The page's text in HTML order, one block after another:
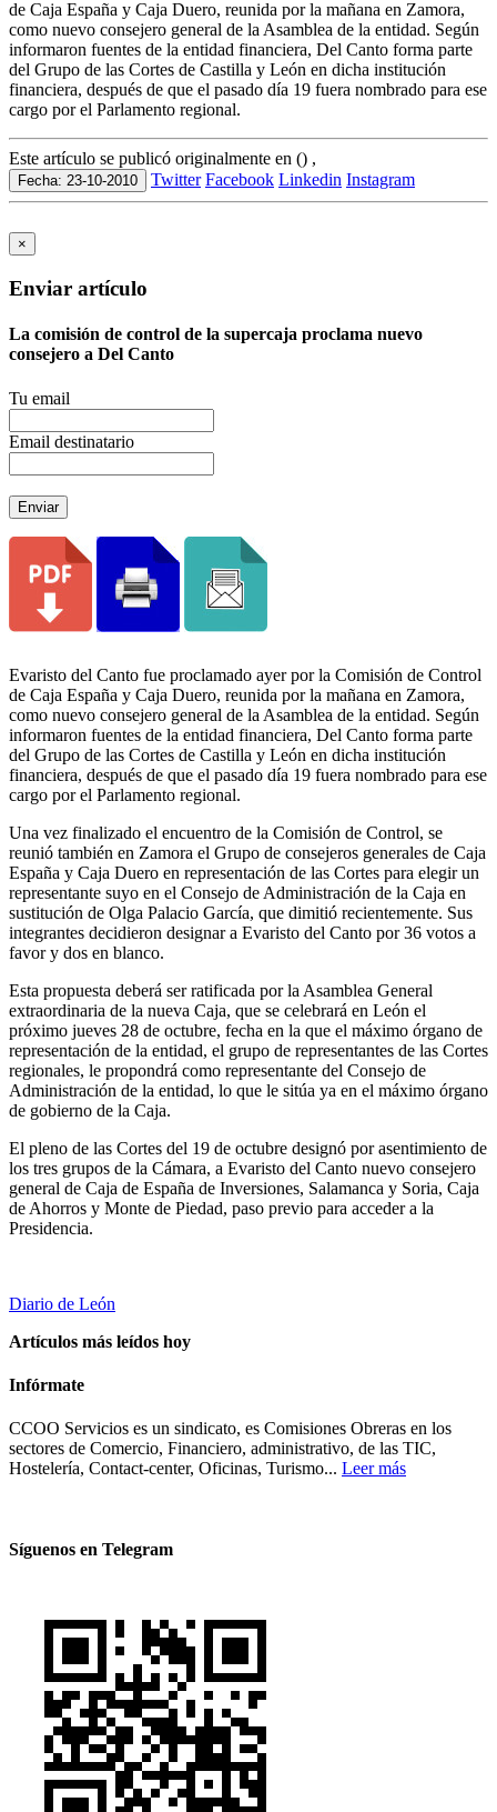
de Caja España y Caja Duero, reunida por la mañana en Zamora,
como nuevo consejero general de la Asamblea de la entidad. Según
informaron fuentes de la entidad financiera, Del Canto forma parte
del Grupo de las Cortes de Castilla y León en dicha institución
financiera, después de que el pasado día 19 fuera nombrado para ese
cargo por el Parlamento regional.
Este artículo se publicó originalmente en () ,
Fecha: 23-10-2010 Twitter Facebook Linkedin Instagram
×
Enviar artículo
La comisión de control de la supercaja proclama nuevo
consejero a Del Canto
Tu email
Email destinatario
Enviar
Evaristo del Canto fue proclamado ayer por la Comisión de Control
de Caja España y Caja Duero, reunida por la mañana en Zamora,
como nuevo consejero general de la Asamblea de la entidad. Según
informaron fuentes de la entidad financiera, Del Canto forma parte
del Grupo de las Cortes de Castilla y León en dicha institución
financiera, después de que el pasado día 19 fuera nombrado para ese
cargo por el Parlamento regional.
Una vez finalizado el encuentro de la Comisión de Control, se
reunió también en Zamora el Grupo de consejeros generales de Caja
España y Caja Duero en representación de las Cortes para elegir un
representante suyo en el Consejo de Administración de la Caja en
sustitución de Olga Palacio García, que dimitió recientemente. Sus
integrantes decidieron designar a Evaristo del Canto por 36 votos a
favor y dos en blanco.
Esta propuesta deberá ser ratificada por la Asamblea General
extraordinaria de la nueva Caja, que se celebrará en León el
próximo jueves 28 de octubre, fecha en la que el máximo órgano de
representación de la entidad, el grupo de representantes de las Cortes
regionales, le propondrá como representante del Consejo de
Administración de la entidad, lo que le sitúa ya en el máximo órgano
de gobierno de la Caja.
El pleno de las Cortes del 19 de octubre designó por asentimiento de
los tres grupos de la Cámara, a Evaristo del Canto nuevo consejero
general de Caja de España de Inversiones, Salamanca y Soria, Caja
de Ahorros y Monte de Piedad, paso previo para acceder a la
Presidencia.
Diario de León
Artículos más leídos hoy
Infórmate
CCOO Servicios es un sindicato, es Comisiones Obreras en los
sectores de Comercio, Financiero, administrativo, de las TIC,
Hostelería, Contact-center, Oficinas, Turismo... Leer más
Síguenos en Telegram